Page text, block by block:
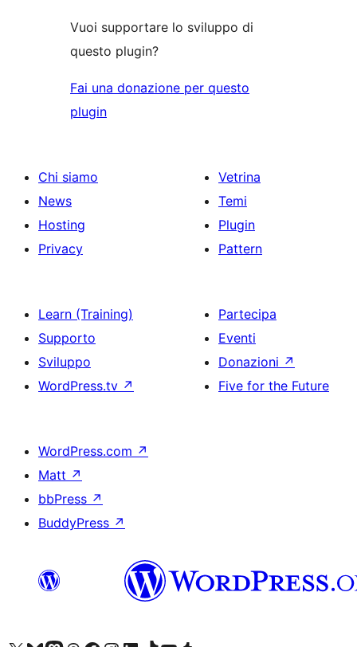
Vuoi supportare lo sviluppo di
questo plugin?
Fai una donazione per questo
plugin
Chi siamo
News
Hosting
Privacy
Vetrina
Temi
Plugin
Pattern
Learn (Training)
Supporto
Sviluppo
WordPress.tv ↗
Partecipa
Eventi
Donazioni ↗
Five for the Future
WordPress.com ↗
Matt ↗
bbPress ↗
BuddyPress ↗